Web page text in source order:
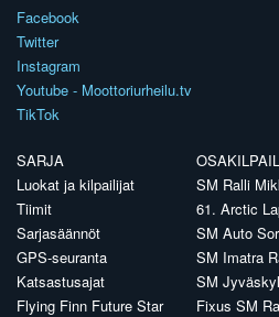
Facebook
Twitter
Instagram
Youtube - Moottoriurheilu.tv
TikTok
SARJA
Luokat ja kilpailijat
Tiimit
Sarjasäännöt
GPS-seuranta
Katsastusajat
Flying Finn Future Star
SM Ralli
61. Arctic
SM Auto
SM Imatra
SM
Fixus SM